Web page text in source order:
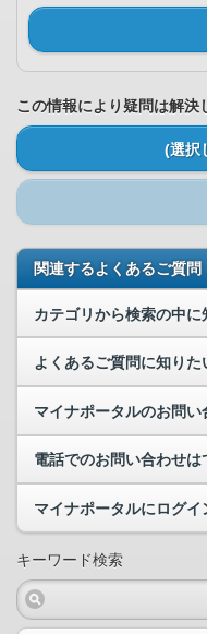
この情報により疑問は解決
(選択
関連するよくあるご質問
電話でのお問い合わせは
マイナポータルにログイ
キーワード検索